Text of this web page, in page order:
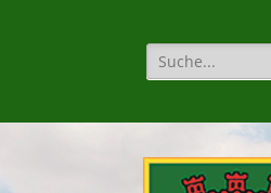
Suche
für: